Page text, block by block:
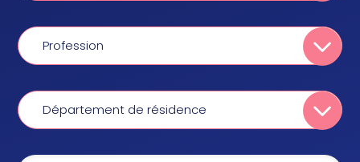
Profession
Département de résidence